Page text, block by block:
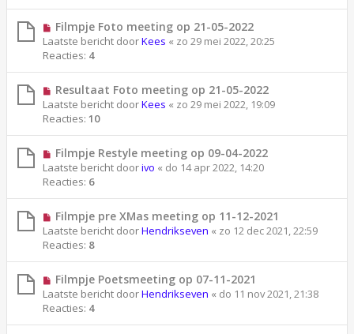
Filmpje Foto meeting op 21-05-2022
Laatste bericht doorKees « zo 29 mei 2022, 20:25
Reacties: 4
Resultaat Foto meeting op 21-05-2022
Laatste bericht doorKees « zo 29 mei 2022, 19:09
Reacties: 10
Filmpje Restyle meeting op 09-04-2022
Laatste bericht doorivo « do 14 apr 2022, 14:20
Reacties: 6
Filmpje pre XMas meeting op 11-12-2021
Laatste bericht doorHendrikseven « zo 12 dec 2021, 22:59
Reacties: 8
Filmpje Poetsmeeting op 07-11-2021
Laatste bericht doorHendrikseven « do 11 nov 2021, 21:38
Reacties: 4